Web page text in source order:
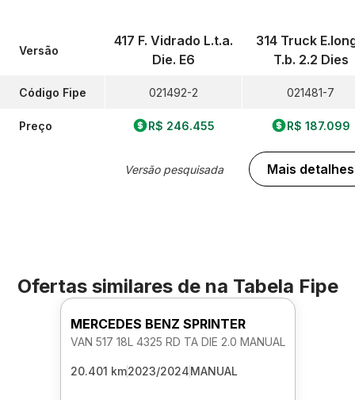
Versão
Código Fipe
Preço
417 F. Vidrado L.t.a.
Die. E6
021492-2
R$ 246.455
Versão pesquisada
314 Truck
T.b. 2.2 Dies
021481-7
R$ 187.099
Mais detalhes
Ofertas similares de na Tabela Fipe
MERCEDES BENZ SPRINTER
VAN 517 18L 4325 RD TA DIE 2.0 MANUAL
20.401 km2023/2024MANUAL